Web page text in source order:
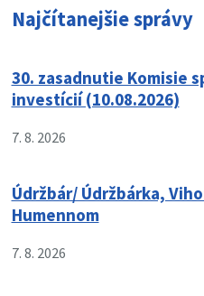
Najčítanejšie správy
30. zasadnutie Komisie
investícií (10.08.2026)
7. 8. 2026
Údržbár/ Údržbárka,
Humennom
7. 8. 2026